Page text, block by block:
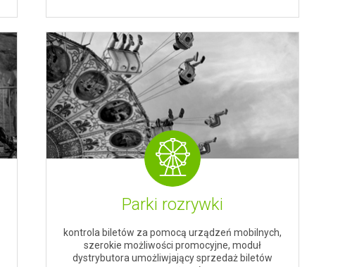
Parki rozrywki
kontrola biletów za pomocą urządzeń mobilnych,
szerokie możliwości promocyjne, moduł
dystrybutora umożliwjający sprzedaż biletów